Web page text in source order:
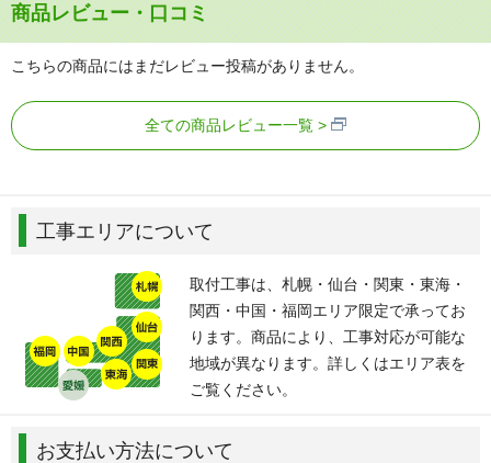
商品レビュー・口コミ
こちらの商品にはまだレビュー投稿がありません。
全ての商品レビュー一覧
工事エリアについて
取付工事は、札幌・仙台・関東・東海・
関西・中国・福岡エリア限定で承ってお
ります。商品により、工事対応が可能な
地域が異なります。詳しくはエリア表を
ご覧ください。
お支払い方法について